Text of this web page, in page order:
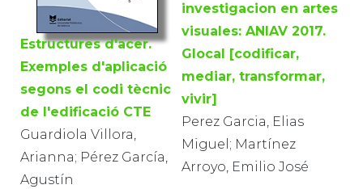
Estructures d'acer.
Exemples d'aplicació
segons el codi tècnic
de l'edificació CTE
Guardiola Villora,
Arianna; Pérez García,
Agustín
investigacion en artes
visuales: ANIAV 2017.
Glocal [codificar,
mediar, transformar,
vivir]
Perez Garcia, Elias
Miguel; Martínez
Arroyo, Emilio José